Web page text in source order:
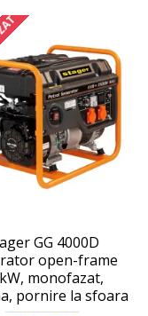
GG 4000D
open-frame
monofazat,
pornire la sfoara